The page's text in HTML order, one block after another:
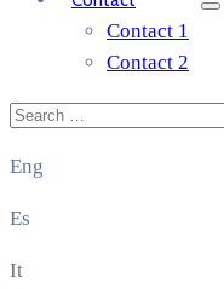
Contact 1
Contact 2
Eng
Es
It